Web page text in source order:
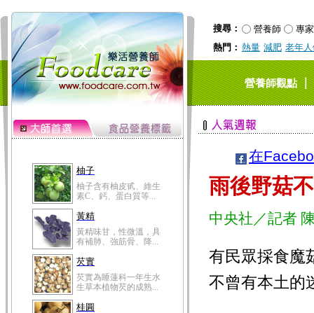
搜尋： 營養師
專家
熱門： 熱量 減肥 老年
營養師觀點｜
柚子
柚子含有柚皮甙、維生
素C、鈣、蛋白質等...
黃精
黃精味甘，性微溫，具
有補肺、強筋骨、降...
芡實
芡實為睡蓮科一年生水
生草本植物芡的成熟...
桂圓
在
雨後野菇
中央社／記者
有民眾採食魔
不曾有本土的